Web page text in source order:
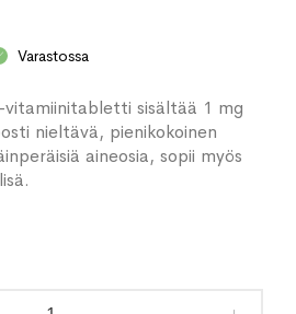
Varastossa
vitamiinitabletti sisältää 1 mg
nieltävä, pienikokoinen
aineosia, sopii myös